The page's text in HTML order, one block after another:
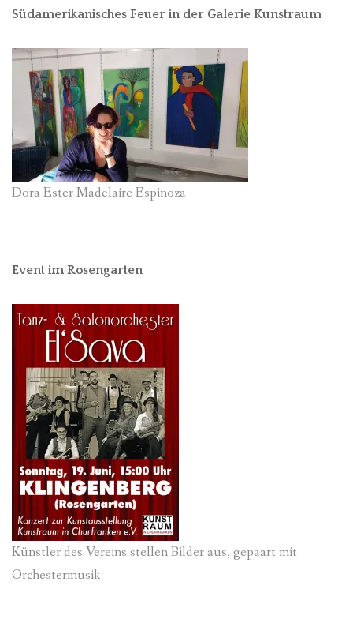
Südamerikanisches Feuer in der Galerie Kunstraum
Dora Ester Madelaire Espinoza
Event im Rosengarten
Künstler des Vereins stellen Bilder aus, gepaart mit
Orchestermusik